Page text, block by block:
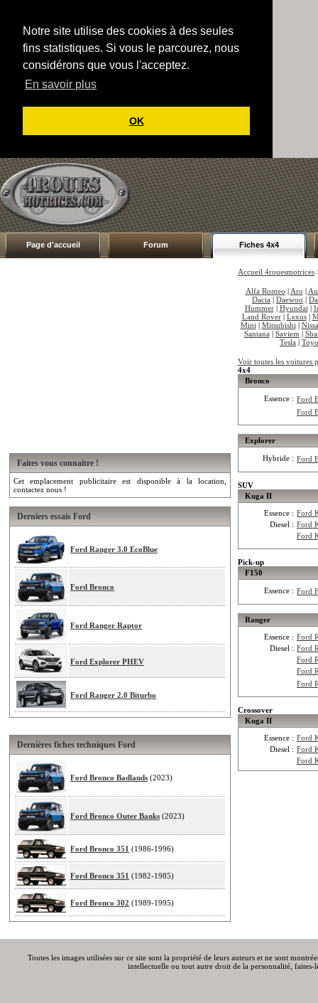
Notre site utilise des cookies à des seules
fins statistiques. Si vous le parcourez, nous
considérons que vous l'acceptez.
En savoir plus
OK
Page d'accueil Forum Fiches 4x4
Faites vous connaitre !
Cet emplacement publicitaire est disponible à la location,
contactez nous !
Derniers essais Ford
Ford Ranger 3.0 EcoBlue
Ford Bronco
Ford Ranger Raptor
Ford Explorer PHEV
Ford Ranger 2.0 Biturbo
Dernières fiches techniques Ford
Ford Bronco Badlands (2023)
Ford Bronco Outer Banks (2023)
Ford Bronco 351 (1986-1996)
Ford Bronco 351 (1982-1985)
Ford Bronco 302 (1989-1995)
Accueil 4rouesmotrices
Alfa Romeo | Aro |
Dacia | Daewoo |
Hummer| Hyundai |
Land Rover| Lexus|
Mini | Mitsubishi |
Santana | Saviem |
Tesla |
Voir toutes les voitures
4x4
Bronco
Essence : Ford
Ford
Explorer
Hybride : Ford
SUV
Kuga II
Essence : Ford
Diesel : Ford
Ford
Pick-up
F150
Essence : Ford
Ranger
Essence : Ford
Diesel : Ford
Ford
Ford
Ford
Crossover
Kuga II
Essence : Ford
Diesel : Ford
Ford
Toutes les images utilisées sur ce site sont la propriété de leurs auteurs et ne sont
intellectuelle ou tout autre droit de la personnalité,